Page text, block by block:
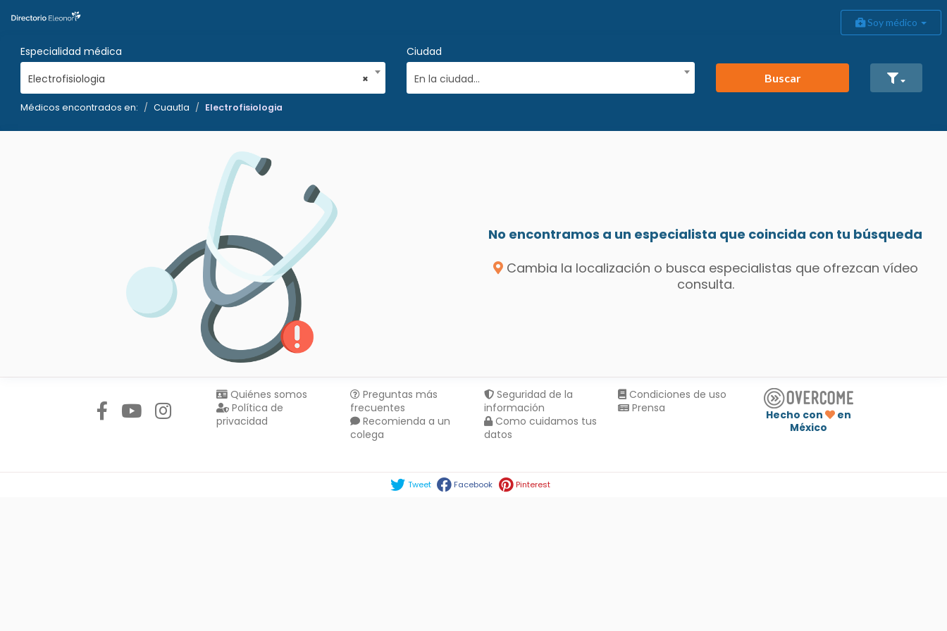
Soy médico
Especialidad médica
×
Electrofisiologia
Ciudad
En la ciudad...
Buscar
Médicos encontrados en: Cuautla Electrofisiologia
No encontramos a un especialista que coincida con tu búsqueda
Cambia la localización o busca especialistas que ofrezcan vídeo
consulta.
Quiénes somos
Política de
privacidad
Preguntas más
frecuentes
Recomienda a un
colega
Seguridad de la
información
Como cuidamos tus
datos
Condiciones de uso
Prensa
Hecho con
en
México
Tweet Facebook Pinterest